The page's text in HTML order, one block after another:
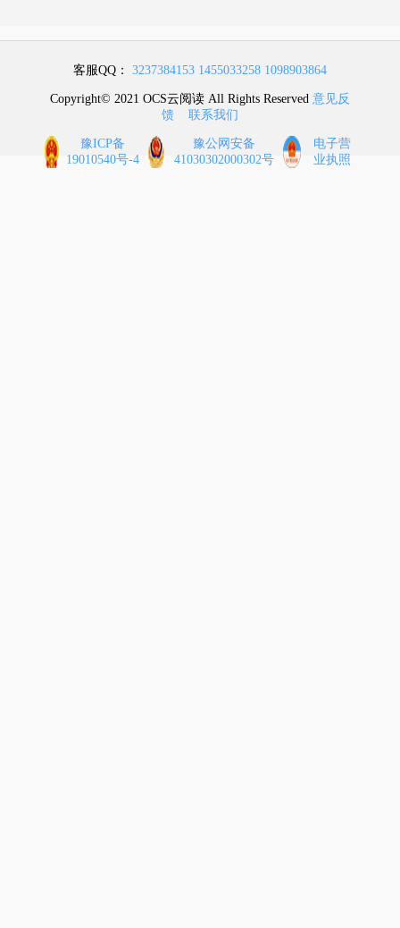
客服QQ： 3237384153 1455033258 1098903864
Copyright© 2021 OCS云阅读 All Rights Reserved 意见反
馈
联系我们
豫ICP备
19010540号-4
豫公网安备
41030302000302号
电子营
业执照